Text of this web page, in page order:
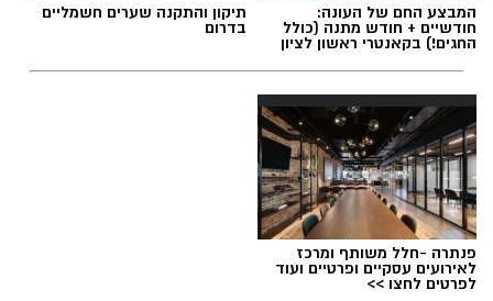
חדשותי? מצאתם טעות בכתבה? נשמח שתשתפו
אותנו
המבצע החם של העונה:
חודשיים + חודש מתנה (כולל
החגים!) בקאנטרי ראשון לציון
תיקון והתקנה שערים חשמליים
בדרום
פנתרה -חלל משותף ומרכז
לאירועים עסקיים ופרטיים ועוד
לפרטים לחצו >>